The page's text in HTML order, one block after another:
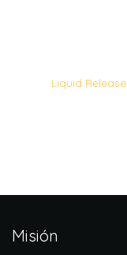
Liquid Release
Misión